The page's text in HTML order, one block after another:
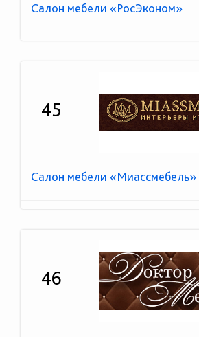
Салон мебели «РосЭконом»
45
Салон мебели «Миассмебель»
46